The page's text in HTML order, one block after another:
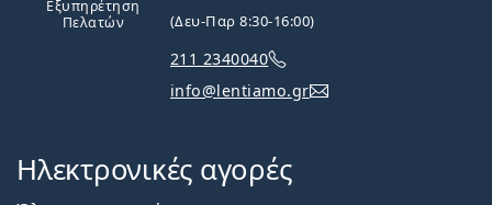
(Δευ-Παρ 8:30-16:00)
211 2340040
info@lentiamo.gr
Ηλεκτρονικές αγορές